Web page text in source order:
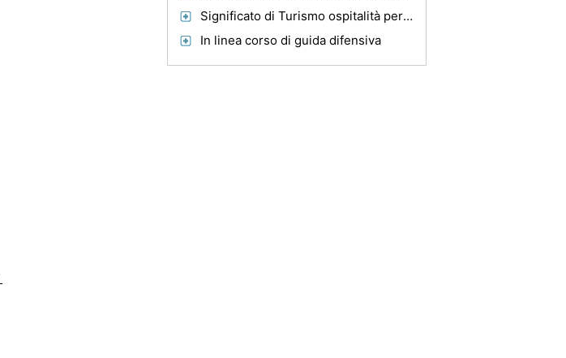
Significato di Turismo ospitalità per un Countrys Economia
In linea corso di guida difensiva